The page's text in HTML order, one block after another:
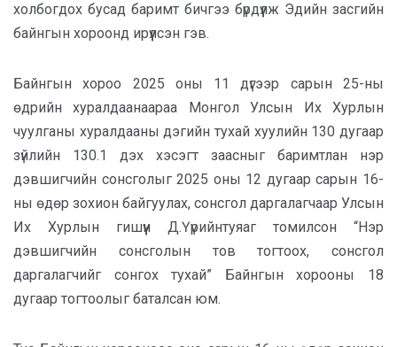
холбогдох бусад баримт бичгээ бүрдүүлж Эдийн засгийн
байнгын хороонд ирүүлсэн гэв.
Байнгын хороо 2025 оны 11 дүгээр сарын 25-ны
өдрийн хуралдаанаараа Монгол Улсын Их Хурлын
чуулганы хуралдааны дэгийн тухай хуулийн 130 дугаар
зүйлийн 130.1 дэх хэсэгт заасныг баримтлан нэр
дэвшигчийн сонсголыг 2025 оны 12 дугаар сарын 16-
ны өдөр зохион байгуулах, сонсгол даргалагчаар Улсын
Их Хурлын гишүүн Д.Үүрийнтуяаг томилсон “Нэр
дэвшигчийн сонсголын тов тогтоох, сонсгол
даргалагчийг сонгох тухай” Байнгын хорооны 18
дугаар тогтоолыг баталсан юм.